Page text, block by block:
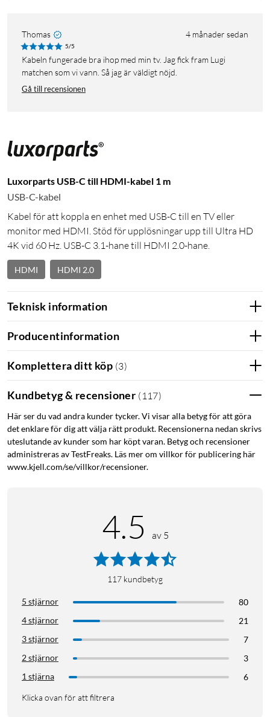
Thomas 4 månader sedan
5/5
Kabeln fungerade bra ihop med min tv. Jag fick fram Lugi
matchen som vi vann. Så jag är väldigt nöjd.
Gå till recensionen
Luxorparts USB-C till HDMI-kabel 1 m
USB-C-kabel
Kabel för att koppla en enhet med USB-C till en TV eller
monitor med HDMI. Stöd för upplösningar upp till Ultra HD
4K vid 60 Hz. USB-C 3.1-hane till HDMI 2.0-hane.
HDMI HDMI 2.0
Teknisk information
Producentinformation
Komplettera ditt köp (3)
Kundbetyg & recensioner ( 117)
Här ser du vad andra kunder tycker. Vi visar alla betyg för att göra
det enklare för dig att välja rätt produkt. Recensionerna nedan skrivs
uteslutande av kunder som har köpt varan. Betyg och recensioner
administreras av TestFreaks. Läs mer om villkor för publicering här
www.kjell.com/se/villkor/recensioner.
4.5 av 5
117 kundbetyg
5 stjärnor
80
4 stjärnor
21
3 stjärnor
7
2 stjärnor
3
1 stjärna
6
Klicka ovan för att filtrera